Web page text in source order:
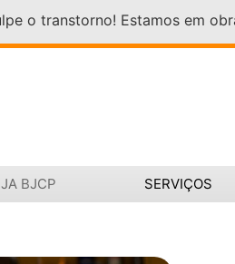
o transtorno! Estamos em
BJCP SERVIÇOS